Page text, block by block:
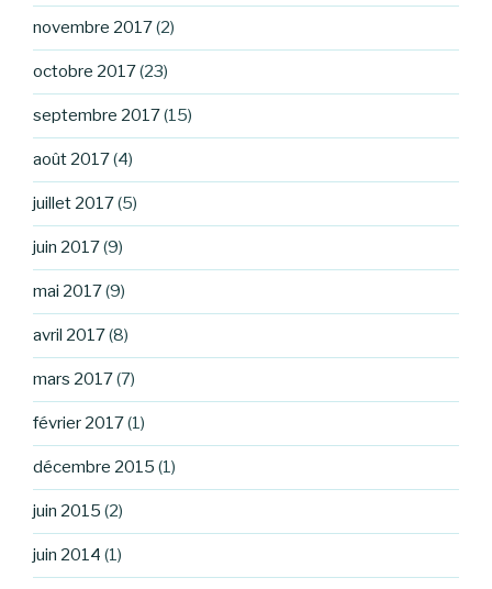
novembre 2017(2)
octobre 2017(23)
septembre 2017(15)
août 2017(4)
juillet 2017(5)
juin 2017(9)
mai 2017(9)
avril 2017(8)
mars 2017(7)
février 2017(1)
décembre 2015 (1)
juin 2015 (2)
juin 2014 (1)